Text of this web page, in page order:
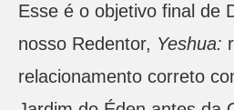
Esse é o objetivo final de
nosso Redentor, Yeshua:
relacionamento correto